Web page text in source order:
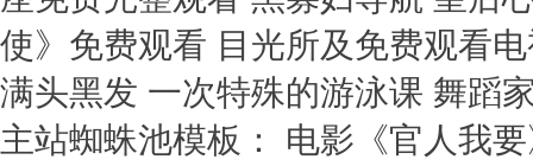
使》免费观看 目光所及免费观看
满头黑发 一次特殊的游泳课 舞蹈
主站蜘蛛池模板： 电影《官人我